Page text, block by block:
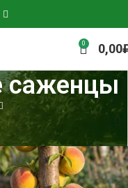
0 0,00
саженцы
3